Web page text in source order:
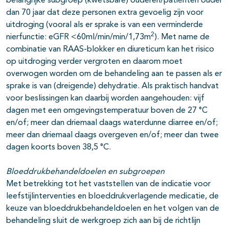
dan 70 jaar dat deze personen extra gevoelig zijn voor
uitdroging (vooral als er sprake is van een verminderde
nierfunctie: eGFR <60ml/min/min/1,73m2). Met name de
combinatie van RAAS-blokker en diureticum kan het risico
op uitdroging verder vergroten en daarom moet
overwogen worden om de behandeling aan te passen als er
sprake is van (dreigende) dehydratie. Als praktisch handvat
voor beslissingen kan daarbij worden aangehouden: vijf
dagen met een omgevingstemperatuur boven de 27 °C
en/of; meer dan driemaal daags waterdunne diarree en/of;
meer dan driemaal daags overgeven en/of; meer dan twee
dagen koorts boven 38,5 °C.
Bloeddrukbehandeldoelen en subgroepen
Met betrekking tot het vaststellen van de indicatie voor
leefstijlinterventies en bloeddrukverlagende medicatie, de
keuze van bloeddrukbehandeldoelen en het volgen van de
behandeling sluit de werkgroep zich aan bij de richtlijn